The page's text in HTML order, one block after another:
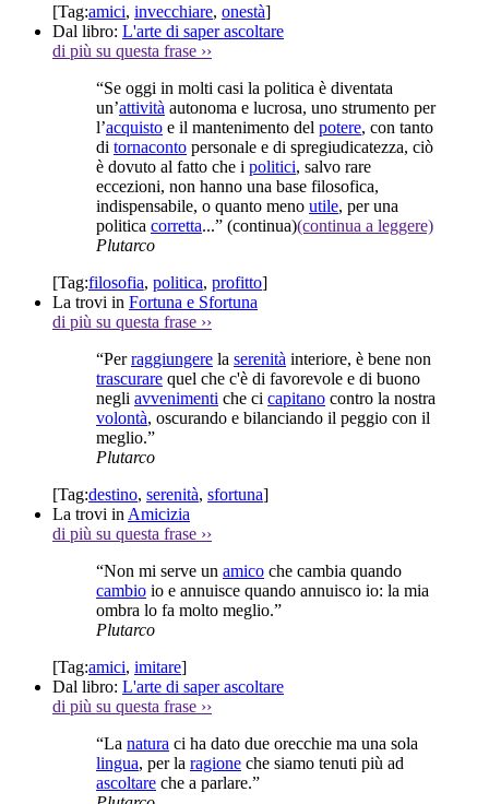
[Tag:amici, invecchiare, onestà]
Dal libro: L'arte di saper ascoltare
di più su questa frase ››
“Se oggi in molti casi la politica è diventata
un’attività autonoma e lucrosa, uno strumento per
l’acquisto e il mantenimento del potere, con tanto
di tornaconto personale e di spregiudicatezza, ciò
è dovuto al fatto che i politici, salvo rare
eccezioni, non hanno una base filosofica,
indispensabile, o quanto meno utile, per una
politica corretta...” (continua)(continua a leggere)
Plutarco
[Tag:filosofia, politica, profitto]
La trovi in Fortuna e Sfortuna
di più su questa frase ››
“Perraggiungere la serenità interiore, è bene non
trascurare quel che c'è di favorevole e di buono
negli avvenimenti che ci capitano contro la nostra
volontà, oscurando e bilanciando il peggio con il
meglio.”
Plutarco
[Tag:destino, serenità, sfortuna]
La trovi in Amicizia
di più su questa frase ››
“Non mi serve un amico che cambia quando
cambio io e annuisce quando annuisco io: la mia
ombra lo fa molto meglio.”
Plutarco
[Tag:amici, imitare]
Dal libro: L'arte di saper ascoltare
di più su questa frase ››
“La natura ci ha dato due orecchie ma una sola
lingua, per la ragione che siamo tenuti più ad
ascoltare che a parlare.”